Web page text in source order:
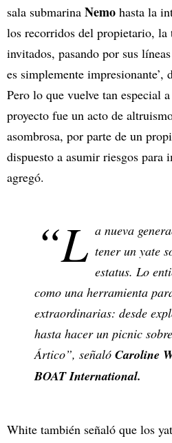
sala submarina Nemo hasta la
los recorridos del propietario,
invitados, pasando por sus
es simplemente impresionante’,
Pero lo que vuelve tan especial
proyecto fue un acto de
asombrosa, por parte de un
dispuesto a asumir riesgos para
agregó.
“L a nueva
tener un yate
estatus. Lo
como una herramienta
extraordinarias: desde
hasta hacer un picnic
Ártico”, señaló Caroline
BOAT International.
White también señaló que los